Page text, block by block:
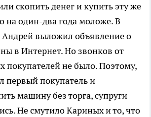
скопить денег и купить эту же
на один-два года моложе. В
Андрей выложил объявление о
в Интернет. Но звонков от
покупателей не было. Поэтому,
первый покупатель и
машину без торга, супруги
Не смутило Кариных и то, что